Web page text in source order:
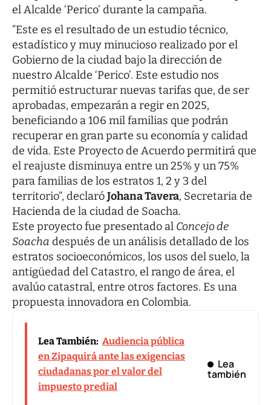
el Alcalde ‘Perico’ durante la campaña.
“Este es el resultado de un estudio técnico,
estadístico y muy minucioso realizado por el
Gobierno de la ciudad bajo la dirección de
nuestro Alcalde ‘Perico’. Este estudio nos
permitió estructurar nuevas tarifas que, de ser
aprobadas, empezarán a regir en 2025,
beneficiando a 106 mil familias que podrán
recuperar en gran parte su economía y calidad
de vida. Este Proyecto de Acuerdo permitirá que
el reajuste disminuya entre un 25% y un 75%
para familias de los estratos 1, 2 y 3 del
territorio”, declaróJohana Tavera, Secretaria de
Hacienda de la ciudad de Soacha.
Este proyecto fue presentado al Concejo de
Soacha después de un análisis detallado de los
estratos socioeconómicos, los usos del suelo, la
antigüedad del Catastro, el rango de área, el
avalúo catastral, entre otros factores. Es una
propuesta innovadora en Colombia.
Lea También: Audiencia pública
en Zipaquirá ante las exigencias
ciudadanas por el valor del
impuesto predial
Lea
también